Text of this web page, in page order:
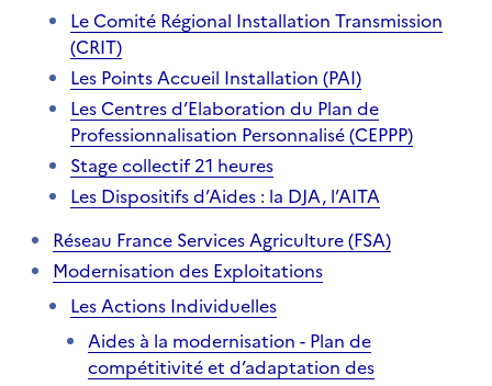
Le Comité Régional Installation Transmission
(CRIT)
Les Points Accueil Installation (PAI)
Les Centres d’Elaboration du Plan de
Professionnalisation Personnalisé (CEPPP)
Stage collectif 21 heures
Les Dispositifs d’Aides : la DJA, l’AITA
Réseau France Services Agriculture (FSA)
Modernisation des Exploitations
Les Actions Individuelles
Aides à la modernisation - Plan de
compétitivité et d’adaptation des